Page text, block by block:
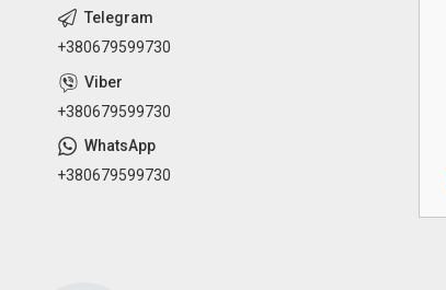
+380679599730
+380679599730
+380679599730